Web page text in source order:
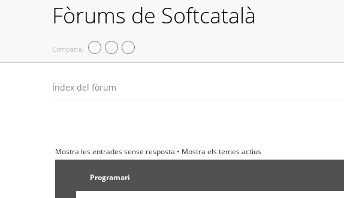
Fòrums de Softcatalà
Compartiu
Índex del fòrum
Mostra les entrades sense resposta • Mostra els temes actius
Programari